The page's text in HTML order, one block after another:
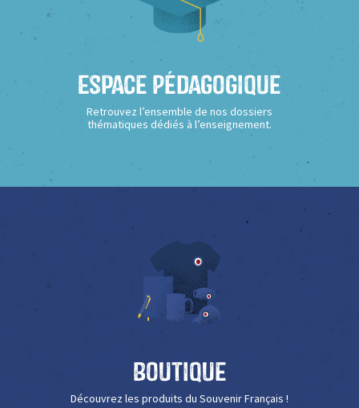
Espace Pédagogique
Retrouvez l’ensemble de nos dossiers
thématiques dédiés à l’enseignement.
Boutique
Découvrez les produits du Souvenir Français !